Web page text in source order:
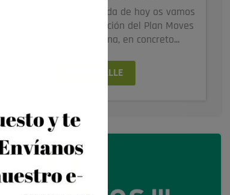
Hola Amig@s, en la entrada de hoy os vamos
a hablar sobre la tramitación del Plan Moves
II Comunidad Valenciana, en concreto...
VER DETALLE